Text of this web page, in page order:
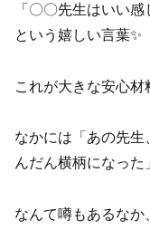
「〇〇先生はいい感
という嬉しい言葉✨
これが大きな安心材
なかには「あの先
んだん横柄になった
なんて噂もあるな